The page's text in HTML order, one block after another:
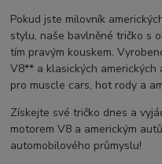
Pokud jste milovník
stylu, naše bavlněné tričko s
tím pravým kouskem.
V8** a klasických
pro muscle cars, hot rody a
Získejte své tričko dnes a
motorem V8 a americkým
automobilového průmyslu!